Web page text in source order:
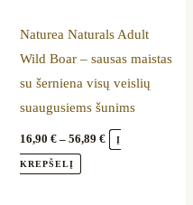
Naturea Naturals Adult
Wild Boar – sausas maistas
su šerniena visų veislių
suaugusiems šunims
16,90 € – 56,89 € Į
KREPŠELĮ
chosen
on
the
product
page